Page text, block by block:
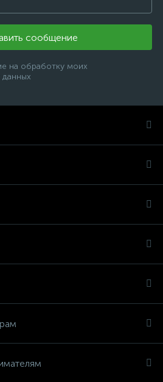
сообщение
на обработку моих
данных